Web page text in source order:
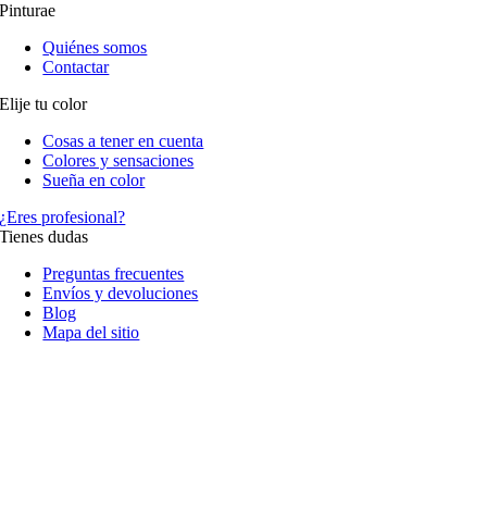
Pinturae
Quiénes somos
Contactar
Elije tu color
Cosas a tener en cuenta
Colores y sensaciones
Sueña en color
¿Eres profesional?
Tienes dudas
Preguntas frecuentes
Envíos y devoluciones
Blog
Mapa del sitio